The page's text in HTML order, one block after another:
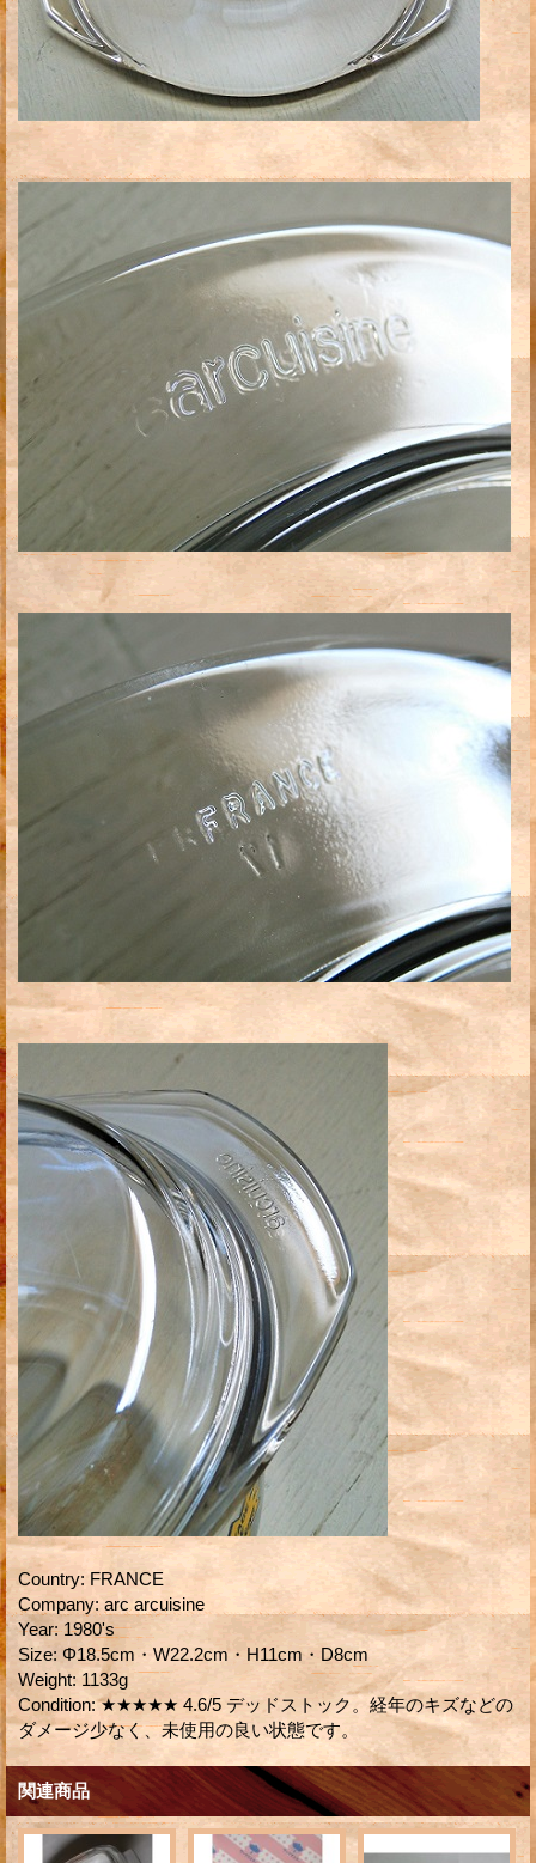
Country: FRANCE
Company: arc arcuisine
Year: 1980's
Size: Φ18.5cm・W22.2cm・H11cm・D8cm
Weight: 1133g
Condition: ★★★★★ 4.6/5 デッドストック。経年のキズなどの
ダメージ少なく、未使用の良い状態です。
関連商品